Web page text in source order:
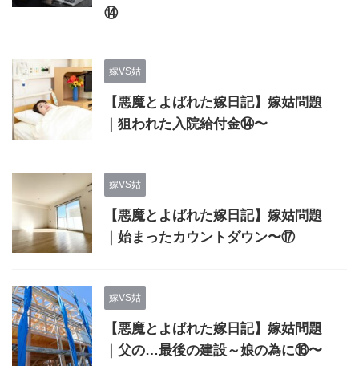
⑭
嫁VS姑
【悪魔とよばれた嫁日記】嫁姑問題
｜狙われた入院給付金⑭〜
嫁VS姑
【悪魔とよばれた嫁日記】嫁姑問題
｜始まったカウントダウン〜⑰
嫁VS姑
【悪魔とよばれた嫁日記】嫁姑問題
｜父の…最後の建設～娘の為に⑯〜